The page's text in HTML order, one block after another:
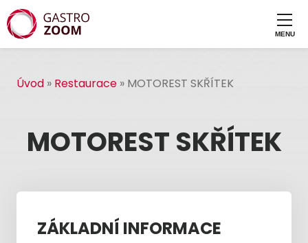
Úvod » Restaurace » MOTOREST SKŘÍTEK
MOTOREST SKŘÍTEK
ZÁKLADNÍ INFORMACE